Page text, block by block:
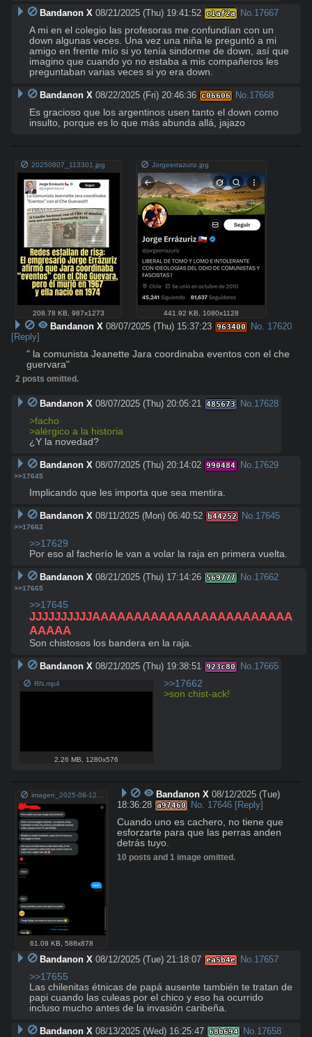
Bandanon X 08/21/2025 (Thu) 19:41:52 c1af2a No. 17667
A mi en el colegio las profesoras me confundían con un
down algunas veces. Una vez una niña le preguntó a mi
amigo en frente mío si yo tenía sindorme de down, así que
imagino que cuando yo no estaba a mis compañeros les
preguntaban varias veces si yo era down.
Bandanon X 08/22/2025 (Fri) 20:46:36 c06606 No. 17668
Es gracioso que los argentinos usen tanto el down como
insulto, porque es lo que más abunda allá, jajazo
20250807_113301.jpg
208.78 KB ,987x1273
Jorgeerrazuriz.jpg
441.92 KB 1080x1128
Bandanon X 08/07/2025 (Thu) 15:37:23 963400 No. 17620
[Reply]
" la comunista Jeanette Jara coordinaba eventos con el che
guervara"
2 posts omitted.
Bandanon X 08/07/2025 (Thu) 20:05:21 485673 No.17628
>facho
>alérgico a la historia
¿Y la novedad?
Bandanon X 08/07/2025 (Thu) 20:14:02 990484 No.17629
>>17645
Implicando que les importa que sea mentira.
Bandanon X 08/11/2025 (Mon) 06:40:52 b44252 No.17645
>>17662
>>17629
Por eso al facherío le van a volar la raja en primera vuelta.
Bandanon X 08/21/2025 (Thu) 17:14:26 569777 No.17662
>>17665
>>17645
JJJJJJJJJJAAAAAAAAAAAAAAAAAAAAAAAA
AAAAA
Son chistosos los bandera en la raja.
Bandanon X 08/21/2025 (Thu) 19:38:51 923c80 No.17665
RN.mp4
2.26 MB,1280x576
>>17662
>son chist-ack!
61.09 KB ,588x878
Bandanon X 08/12/2025 (Tue)
18:36:28 a97460 No. 17646 [Reply]
Cuando uno es cachero, no tiene que
esforzarte para que las perras anden
detrás tuyo.
10 posts and 1 image omitted.
Bandanon X 08/12/2025 (Tue) 21:18:07 ea5b4e No. 17657
>>17655
Las chilenitas étnicas de papá ausente también te tratan de
papi cuando las culeas por el chico y eso ha ocurrido
incluso mucho antes de la invasión caribeña.
Bandanon X 08/13/2025 (Wed) 16:25:47 68b694 No. 17658